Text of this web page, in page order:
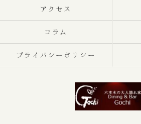
アクセス
コラム
プライバシーポリシー